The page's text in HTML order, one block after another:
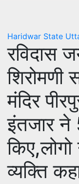
Haridwar State
रविदास
शिरोमणी
मंदिर
इंतजार
व्यक्ति